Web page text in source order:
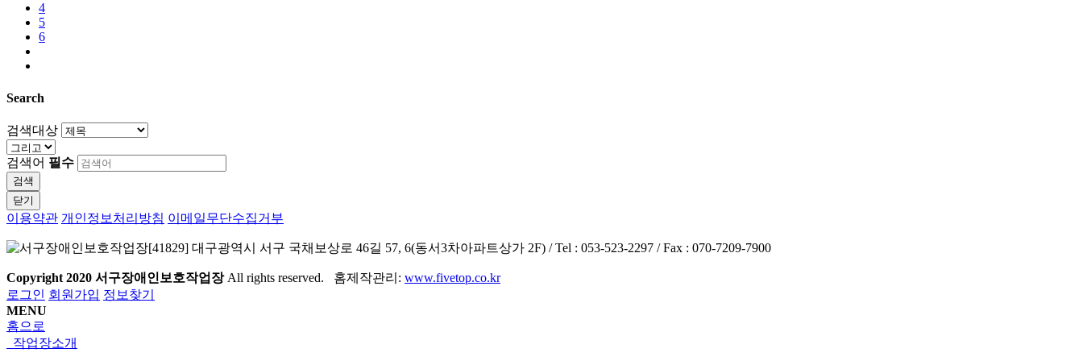
4
5
6
Search
검색대상
검색어 필수
검색
닫기
이용약관 개인정보처리방침 이메일무단수집거부
[41829] 대구광역시 서구 국채보상로 46길 57, 6(동서3차아파트상가 2F) / Tel : 053-523-2297 / Fax : 070-7209-7900
Copyright 2020 서구장애인보호작업장 All rights reserved. 홈제작관리: www.fivetop.co.kr
로그인 회원가입 정보찾기
MENU
홈으로
작업장소개